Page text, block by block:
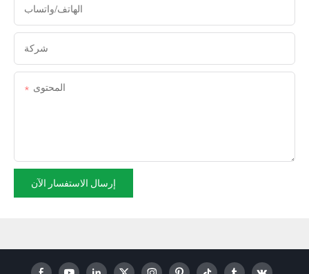
الهاتف/واتساب
شركة
المحتوى
إرسال الاستفسار الآن